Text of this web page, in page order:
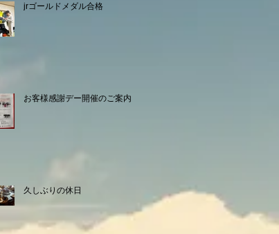
jrゴールドメダル合格
お客様感謝デー開催のご案内
久しぶりの休日